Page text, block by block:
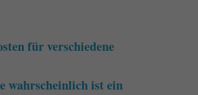
für verschiedene
wahrscheinlich ist ein